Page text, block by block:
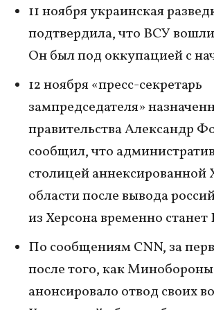
11 ноября украинская
подтвердила, что ВСУ
Он был под оккупацией с
12 ноября «пресс-секретарь
зампредседателя»
правительства Александр
сообщил, что
столицей аннексированной
области после вывода
из Херсона временно станет
По сообщениям CNN, за
после того, как
анонсировало отвод своих